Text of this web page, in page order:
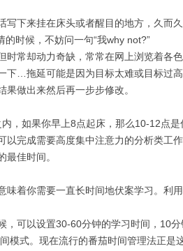
下来挂在床头或者醒目的地方，久而久
的时候，不妨问一句“我why not?”
时常却动力奇缺，常常在网上浏览着各
下…拖延可能是因为目标太难或目标过
做出来然后再一步步修改。
，如果你早上8点起床，那么10-12点
完成需要高度集中注意力的分析类工
佳时间。
味着你需要一直长时间地伏案学习。利
，可以设置30-60分钟的学习时间， 10分
模式。现在流行的番茄时间管理法正是